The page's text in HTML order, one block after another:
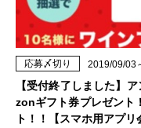
応募〆切り 2019/09/03
【受付終了しました】
zonギフト券プレゼント
ト！！【スマホ用アプリ